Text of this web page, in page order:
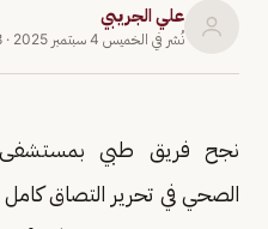
علي الجريبي
نُشر في الخميس 4 سبتمبر 2025 ·
نجح فريق طبي
الصحي في تحرير التصاق